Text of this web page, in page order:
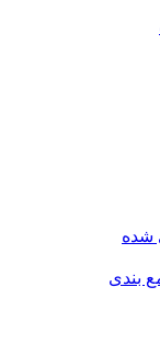
شده
بندی